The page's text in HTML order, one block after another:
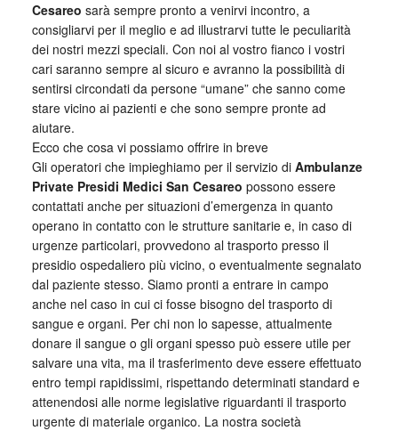
Cesareo sarà sempre pronto a venirvi incontro, a
consigliarvi per il meglio e ad illustrarvi tutte le peculiarità
dei nostri mezzi speciali. Con noi al vostro fianco i vostri
cari saranno sempre al sicuro e avranno la possibilità di
sentirsi circondati da persone “umane” che sanno come
stare vicino ai pazienti e che sono sempre pronte ad
aiutare.
Ecco che cosa vi possiamo offrire in breve
Gli operatori che impieghiamo per il servizio di Ambulanze
Private Presidi Medici San Cesareo possono essere
contattati anche per situazioni d’emergenza in quanto
operano in contatto con le strutture sanitarie e, in caso di
urgenze particolari, provvedono al trasporto presso il
presidio ospedaliero più vicino, o eventualmente segnalato
dal paziente stesso. Siamo pronti a entrare in campo
anche nel caso in cui ci fosse bisogno del trasporto di
sangue e organi. Per chi non lo sapesse, attualmente
donare il sangue o gli organi spesso può essere utile per
salvare una vita, ma il trasferimento deve essere effettuato
entro tempi rapidissimi, rispettando determinati standard e
attenendosi alle norme legislative riguardanti il trasporto
urgente di materiale organico. La nostra società